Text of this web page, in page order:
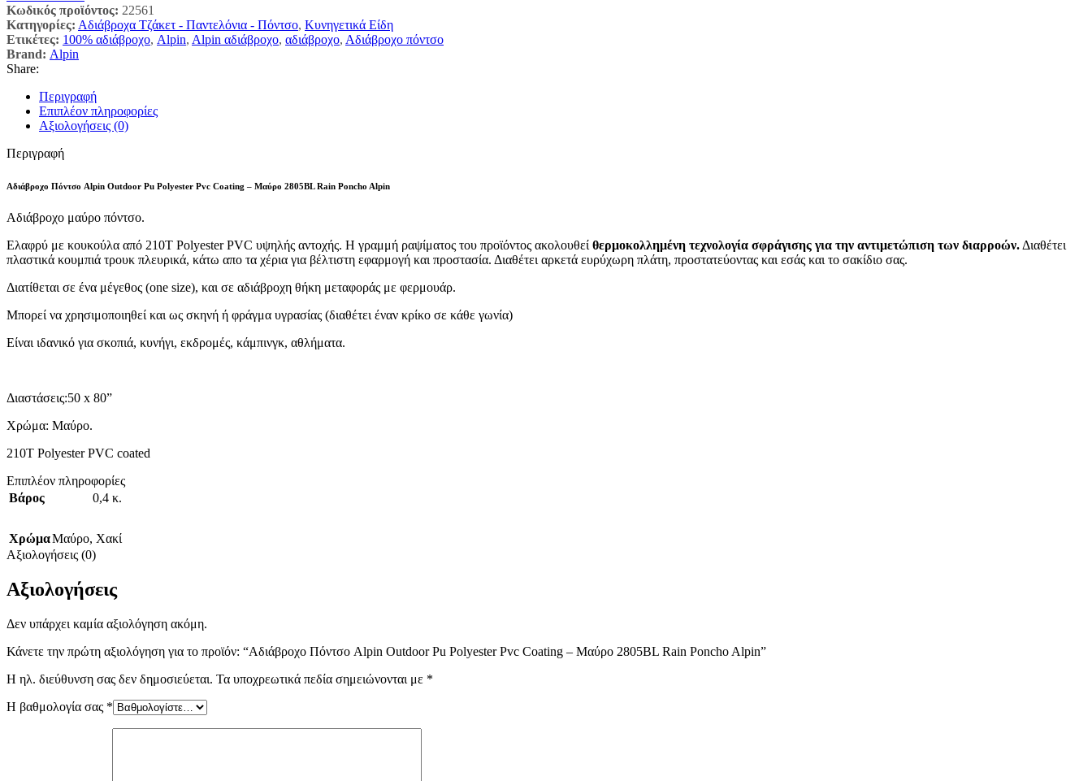
Κωδικός προϊόντος: 22561
Κατηγορίες: Αδιάβροχα Τζάκετ - Παντελόνια - Πόντσο, Κυνηγετικά Είδη
Ετικέτες: 100% αδιάβροχο, Alpin, Alpin αδιάβροχο, αδιάβροχο, Αδιάβροχο πόντσο
Brand: Alpin
Share:
Περιγραφή
Επιπλέον πληροφορίες
Αξιολογήσεις (0)
Περιγραφή
Αδιάβροχο Πόντσο Alpin Outdoor Pu Polyester Pvc Coating – Μαύρο 2805BL Rain Poncho Alpin
Αδιάβροχο μαύρο πόντσο.
Ελαφρύ με κουκούλα από 210T Polyester PVC υψηλής αντοχής. Η γραμμή ραψίματος του προϊόντος ακολουθείθερμοκολλημένη τεχνολογία σφράγισης για την αντιμετώπιση των διαρροών.Διαθέτει
πλαστικά κουμπιά τρουκ πλευρικά, κάτω απο τα χέρια για βέλτιστη εφαρμογή και προστασία. Διαθέτει αρκετά ευρύχωρη πλάτη, προστατεύοντας και εσάς και το σακίδιο σας.
Διατίθεται σε ένα μέγεθος (one size), και σε αδιάβροχη θήκη μεταφοράς με φερμουάρ.
Μπορεί να χρησιμοποιηθεί και ως σκηνή ή φράγμα υγρασίας (διαθέτει έναν κρίκο σε κάθε γωνία)
Είναι ιδανικό για σκοπιά, κυνήγι, εκδρομές, κάμπινγκ, αθλήματα.
Διαστάσεις:50 x 80”
Χρώμα: Μαύρο.
210T Polyester PVC coated
Επιπλέον πληροφορίες
Βάρος
0,4 κ.
ΧρώμαΜαύρο, Χακί
Αξιολογήσεις (0)
Αξιολογήσεις
Δεν υπάρχει καμία αξιολόγηση ακόμη.
Κάνετε την πρώτη αξιολόγηση για το προϊόν: “Αδιάβροχο Πόντσο Alpin Outdoor Pu Polyester Pvc Coating – Μαύρο 2805BL Rain Poncho Alpin”
Η ηλ. διεύθυνση σας δεν δημοσιεύεται. Τα υποχρεωτικά πεδία σημειώνονται με *
Η βαθμολογία σας *